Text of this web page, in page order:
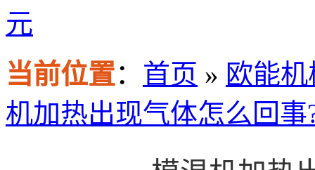
元
当前位置： 首页 » 欧能
机加热出现气体怎么回事